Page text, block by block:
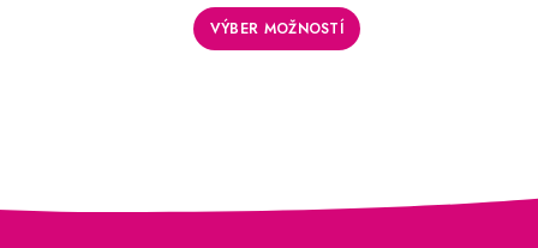
8,00 €.4,00 €.
VÝBER MOŽNOSTÍ